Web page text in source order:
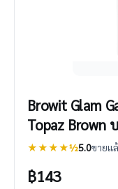
Browit Glam
Topaz Brown
★★★★½5.0ขายแ
฿143